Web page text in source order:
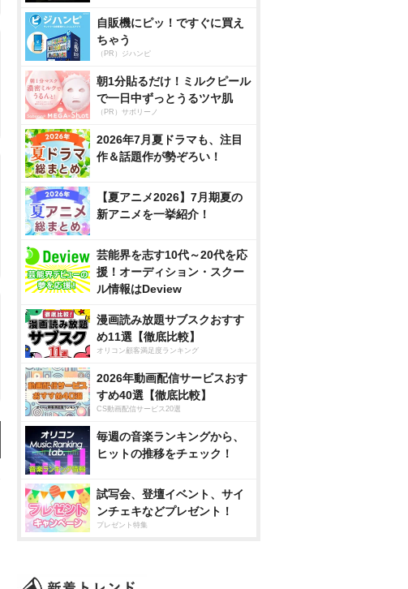
自販機にピッ！ですぐに買え
ちゃう
（PR）ジハンピ
朝1分貼るだけ！ミルクピール
で一日中ずっとうるツヤ肌
（PR）サボリーノ
2026年7月夏ドラマも、注目
作＆話題作が勢ぞろい！
【夏アニメ2026】7月期夏の
新アニメを一挙紹介！
芸能界を志す10代～20代を応
援！オーディション・スクー
ル情報はDeview
漫画読み放題サブスクおすす
め11選【徹底比較】
オリコン顧客満足度ランキング
2026年動画配信サービスおす
すめ40選【徹底比較】
CS動画配信サービス20選
毎週の音楽ランキングから、
ヒットの推移をチェック！
試写会、登壇イベント、サイ
ンチェキなどプレゼント！
プレゼント特集